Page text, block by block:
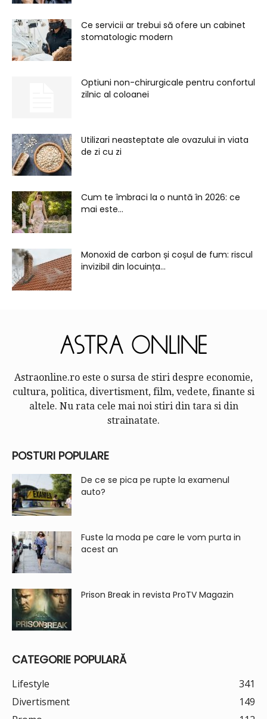
Ce servicii ar trebui să ofere un cabinet
stomatologic modern
Optiuni non-chirurgicale pentru confortul
zilnic al coloanei
Utilizari neasteptate ale ovazului in viata
de zi cu zi
Cum te îmbraci la o nuntă în 2026: ce
mai este...
Monoxid de carbon și coșul de fum: riscul
invizibil din locuința...
Astraonline.ro este o sursa de stiri despre economie,
cultura, politica, divertisment, film, vedete, finante si
altele. Nu rata cele mai noi stiri din tara si din
strainatate.
POSTURI POPULARE
De ce se pica pe rupte la examenul
auto?
Fuste la moda pe care le vom purta in
acest an
Prison Break in revista ProTV Magazin
CATEGORIE POPULARĂ
Lifestyle
341
Divertisment
149